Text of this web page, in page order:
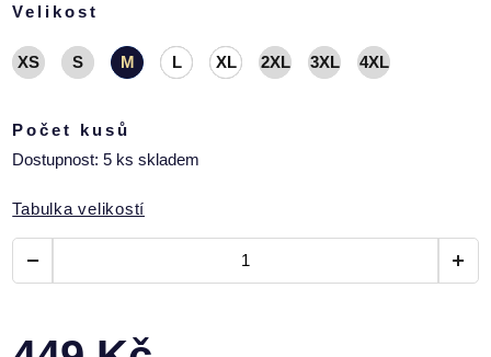
Velikost
XS S M L XL 2XL 3XL 4XL
Počet kusů
Dostupnost: 5 ks skladem
Tabulka velikostí